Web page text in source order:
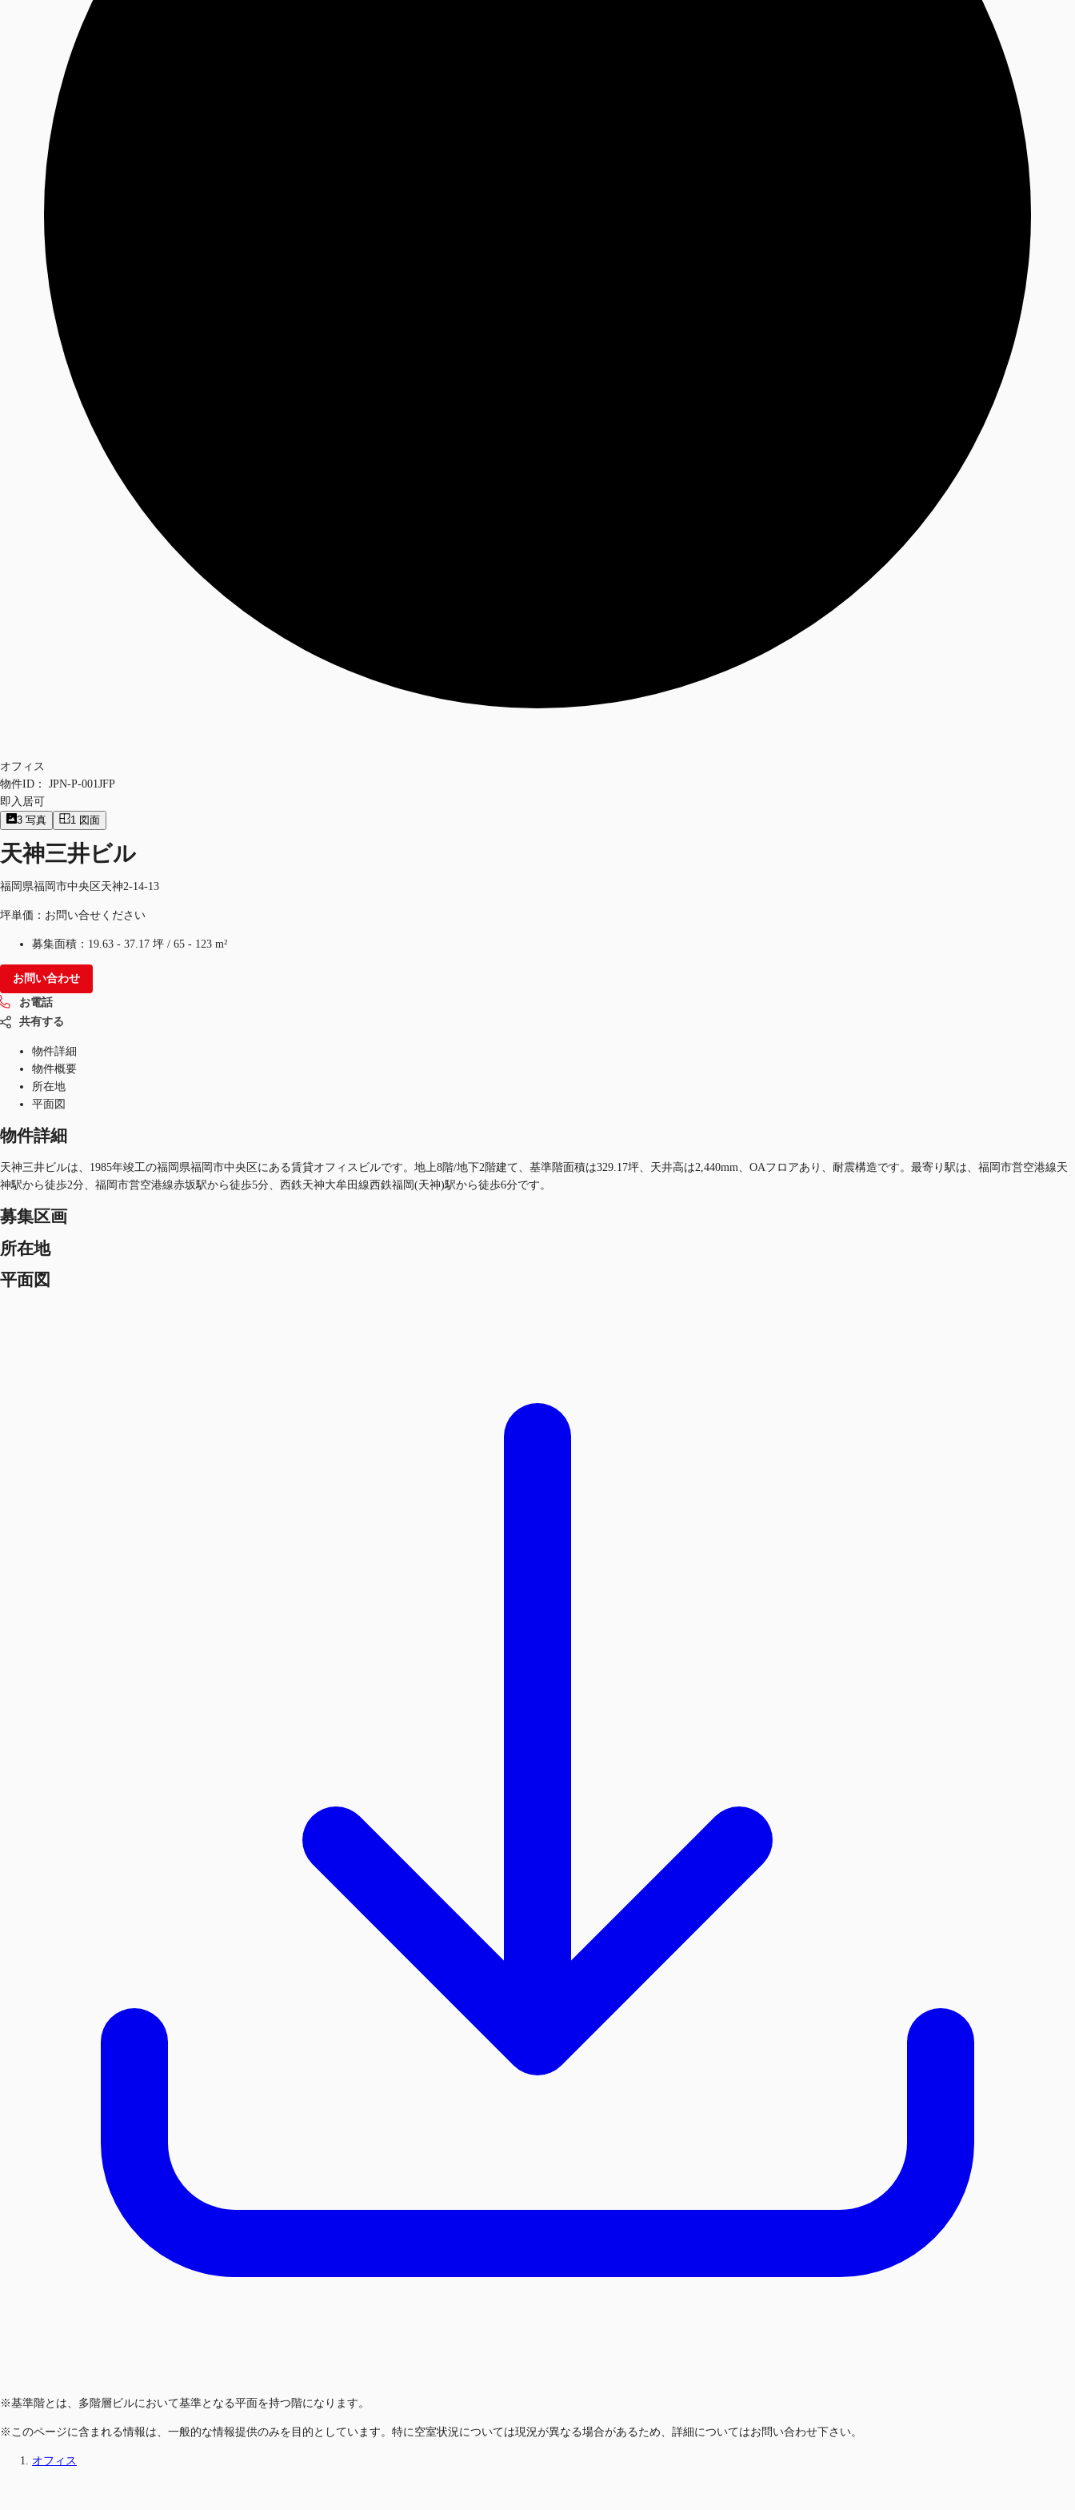
オフィス
物件ID：
JPN-P-001JFP
即入居可
3 写真 1 図面
天神三井ビル
福岡県福岡市中央区天神2-14-13
坪単価：お問い合せください
募集面積： 19.63 - 37.17 坪 / 65 - 123 m²
お問い合わせ
お電話
共有する
物件詳細
物件概要
所在地
平面図
物件詳細
天神三井ビルは、1985年竣工の福岡県福岡市中央区にある賃貸オフィスビルです。地上8階/地下2階建て、基準階面積は329.17坪、天井高は2,440mm、OAフロアあり、耐震構造です。最寄り駅は、福岡市営空港線天
神駅から徒歩2分、福岡市営空港線赤坂駅から徒歩5分、西鉄天神大牟田線西鉄福岡(天神)駅から徒歩6分です。
募集区画
所在地
平面図
※基準階とは、多階層ビルにおいて基準となる平面を持つ階になります。
※このページに含まれる情報は、一般的な情報提供のみを目的としています。特に空室状況については現況が異なる場合があるため、詳細についてはお問い合わせ下さい。
オフィス